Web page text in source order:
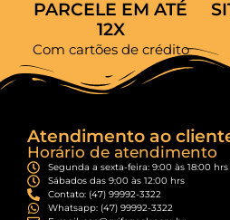
PARCELE EM ATÉ
12X
Com cartões de crédito
Atendimento ao
Horário de atendimento
Segunda a sexta-feira: 9:00 às 18:00 hrs
Sábados das 9:00 às 12:00 hrs
Contato: (47) 99992-3322
Whatsapp: (47) 99992-3322